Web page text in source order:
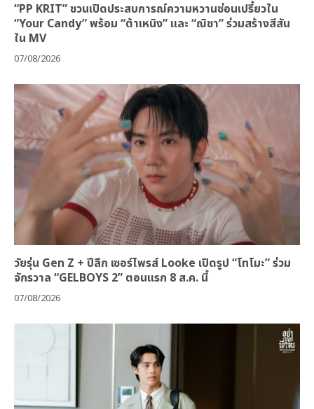
“PP KRIT” ชวนเปิดประสบการณ์ความหวานซ่อนเปรี้ยวใน
“Your Candy” พร้อม “ต้าเหนิง” และ “ณิชา” ร่วมสร้างสีสัน
ใน MV
07/08/2026
วัยรุ่น Gen Z + ปีลึก เซอร์ไพรส์ Looke เปิดรูป “โทโมะ” ร่วม
จักรวาล “GELBOYS 2” ตอนแรก 8 ส.ค. นี้
07/08/2026